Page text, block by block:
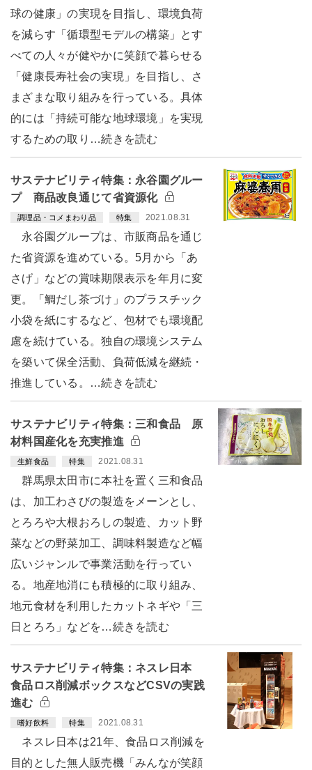
球の健康」の実現を目指し、環境負荷
を減らす「循環型モデルの構築」とす
べての人々が健やかに笑顔で暮らせる
「健康長寿社会の実現」を目指し、さ
まざまな取り組みを行っている。具体
的には「持続可能な地球環境」を実現
するための取り…続きを読む
サステナビリティ特集：永谷園グルー
プ 商品改良通じて省資源化
調理品・コメまわり品 特集 2021.08.31
永谷園グループは、市販商品を通じ
た省資源を進めている。5月から「あ
さげ」などの賞味期限表示を年月に変
更。「鯛だし茶づけ」のプラスチック
小袋を紙にするなど、包材でも環境配
慮を続けている。独自の環境システム
を築いて保全活動、負荷低減を継続・
推進している。…続きを読む
サステナビリティ特集：三和食品 原
材料国産化を充実推進
生鮮食品 特集 2021.08.31
群馬県太田市に本社を置く三和食品
は、加工わさびの製造をメーンとし、
とろろや大根おろしの製造、カット野
菜などの野菜加工、調味料製造など幅
広いジャンルで事業活動を行ってい
る。地産地消にも積極的に取り組み、
地元食材を利用したカットネギや「三
日とろろ」などを…続きを読む
サステナビリティ特集：ネスレ日本
食品ロス削減ボックスなどCSVの実践
進む
嗜好飲料 特集 2021.08.31
ネスレ日本は21年、食品ロス削減を
目的とした無人販売機「みんなが笑顔